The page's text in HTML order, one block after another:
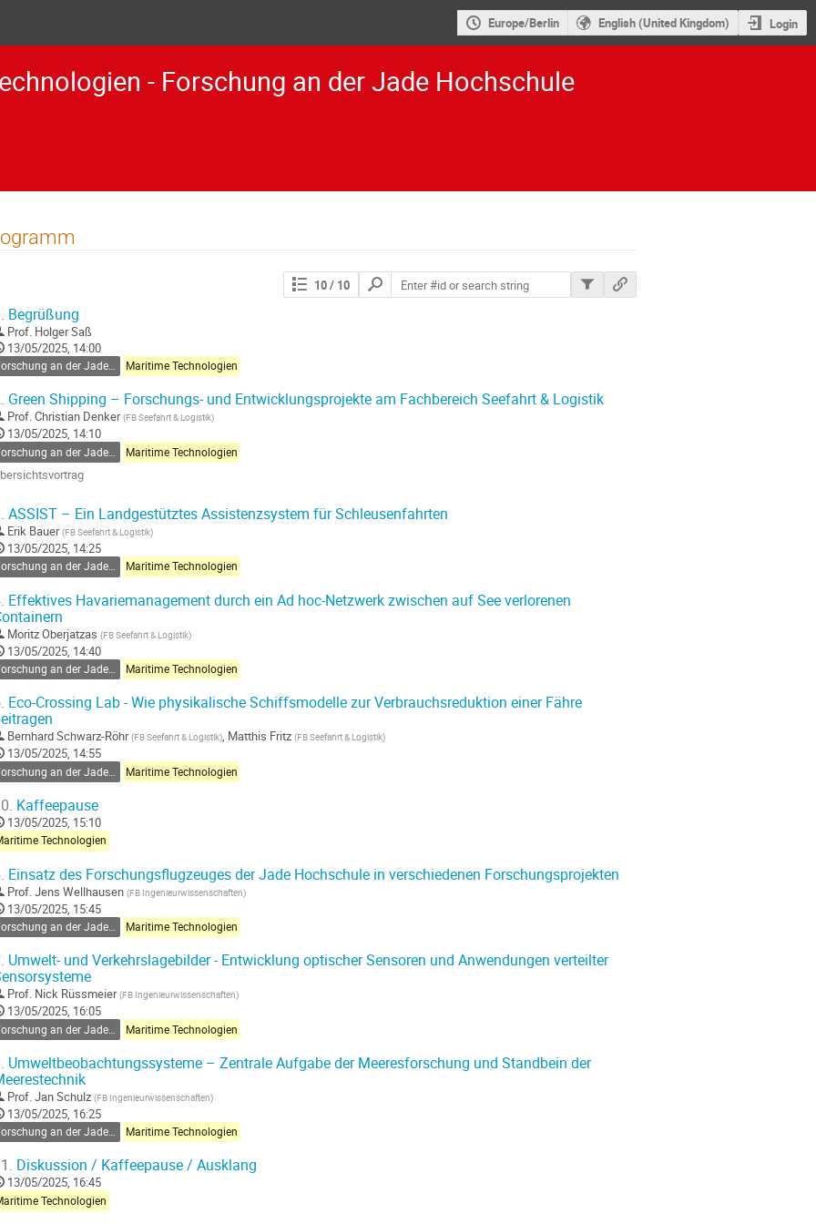
Europe/Berlin English (United Kingdom) Login
- Forschung an der Jade Hochschule
10/ 10
Search
contributions
Begrüßung
Prof. Holger Saß
13/05/2025, 14:00
Maritime Technologien
Green Shipping – Forschungs- und Entwicklungsprojekte am Fachbereich Seefahrt & Logistik
Prof.Christian Denker (FB Seefahrt & Logistik)
13/05/2025, 14:10
Maritime Technologien
ASSIST – Ein Landgestütztes Assistenzsystem für Schleusenfahrten
Erik Bauer (FB Seefahrt & Logistik)
13/05/2025, 14:25
Forschung an der Jade Hochschule Maritime Technologien
Effektives Havariemanagement durch ein Ad hoc-Netzwerk zwischen auf See verlorenen
Moritz Oberjatzas (FB Seefahrt & Logistik)
13/05/2025, 14:40
Maritime Technologien
Eco-Crossing Lab - Wie physikalische Schiffsmodelle zur Verbrauchsreduktion einer Fähre
Bernhard Schwarz-Röhr (FB Seefahrt & Logistik), Matthis Fritz (FB Seefahrt & Logistik)
13/05/2025, 14:55
Maritime Technologien
Kaffeepause
13/05/2025, 15:10
Technologien
Einsatz des Forschungsflugzeuges der Jade Hochschule in verschiedenen Forschungsprojekten
Prof. Jens Wellhausen (FB Ingenieurwissenschaften)
13/05/2025, 15:45
Maritime Technologien
Umwelt- und Verkehrslagebilder - Entwicklung optischer Sensoren und Anwendungen verteilter
Prof. Nick Rüssmeier (FB Ingenieurwissenschaften)
13/05/2025, 16:05
Maritime Technologien
Umweltbeobachtungssysteme – Zentrale Aufgabe der Meeresforschung und Standbein der
Prof.Jan Schulz (FB Ingenieurwissenschaften)
13/05/2025, 16:25
Forschung an der Jade Hochschule Maritime Technologien
Diskussion / Kaffeepause / Ausklang
13/05/2025, 16:45
Technologien